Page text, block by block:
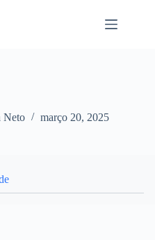
Neto março 20, 2025